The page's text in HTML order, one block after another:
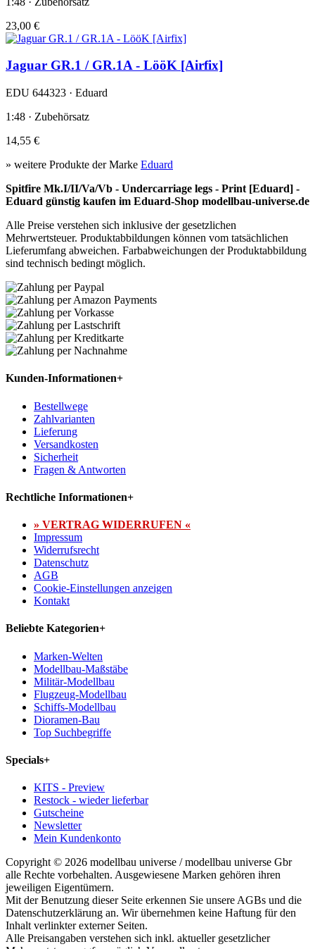
23,00 €
Jaguar GR.1 / GR.1A - LööK [Airfix]
EDU 644323 · Eduard
1:48 · Zubehörsatz
14,55 €
» weitere Produkte der Marke Eduard
Spitfire Mk.I/II/Va/Vb - Undercarriage legs - Print [Eduard] -
Eduard günstig kaufen im Eduard-Shop modellbau-universe.de
Alle Preise verstehen sich inklusive der gesetzlichen
Mehrwertsteuer. Produktabbildungen können vom tatsächlichen
Lieferumfang abweichen. Farbabweichungen der Produktabbildung
sind technisch bedingt möglich.
Kunden-Informationen+
Bestellwege
Zahlvarianten
Lieferung
Versandkosten
Sicherheit
Fragen & Antworten
Rechtliche Informationen+
» VERTRAG WIDERRUFEN «
Impressum
Widerrufsrecht
Datenschutz
AGB
Cookie-Einstellungen anzeigen
Kontakt
Beliebte Kategorien+
Marken-Welten
Modellbau-Maßstäbe
Militär-Modellbau
Flugzeug-Modellbau
Schiffs-Modellbau
Dioramen-Bau
Top Suchbegriffe
Specials+
KITS - Preview
Restock - wieder lieferbar
Gutscheine
Newsletter
Mein Kundenkonto
Copyright © 2026 modellbau universe / modellbau universe Gbr
alle Rechte vorbehalten. Ausgewiesene Marken gehören ihren
jeweiligen Eigentümern.
Mit der Benutzung dieser Seite erkennen Sie unsere AGBs und die
Datenschutzerklärung an. Wir übernehmen keine Haftung für den
Inhalt verlinkter externer Seiten.
Alle Preisangaben verstehen sich inkl. aktueller gesetzlicher